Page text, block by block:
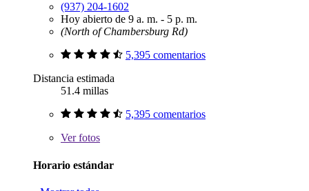
(937) 204-1602
Hoy abierto de 9 a. m. - 5 p. m.
(North of Chambersburg Rd)
5,395 comentarios
Distancia estimada
51.4 millas
5,395 comentarios
Verfotos
Horario estándar